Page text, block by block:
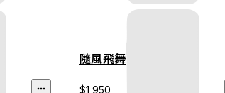
隨風飛舞
$1,950